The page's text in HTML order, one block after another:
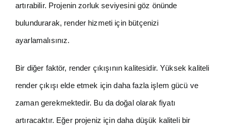
artırabilir. Projenin zorluk seviyesini göz önünde
bulundurarak, render hizmeti için bütçenizi
ayarlamalısınız.
Bir diğer faktör, render çıkışının kalitesidir. Yüksek kaliteli
render çıkışı elde etmek için daha fazla işlem gücü ve
zaman gerekmektedir. Bu da doğal olarak fiyatı
artıracaktır. Eğer projeniz için daha düşük kaliteli bir